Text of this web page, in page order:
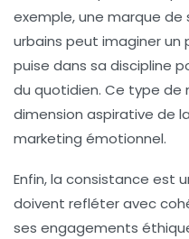
exemple, une marque de
urbains peut imaginer
puise dans sa discipline
du quotidien. Ce type de
dimension aspirative de
marketing émotionnel.
Enfin, la consistance est
doivent refléter avec
ses engagements